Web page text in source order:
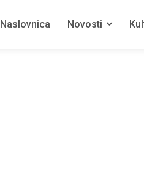
Naslovnica Novosti